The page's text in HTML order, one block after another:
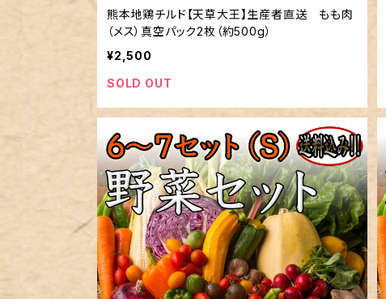
熊本地鶏チルド【天草大王】生産者直送 もも肉
（メス）真空パック2枚（約500g）
¥2,500
SOLD OUT